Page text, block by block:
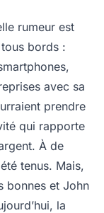
rumeur est
bords :
avec sa
prendre
qui rapporte
À de
tenus. Mais,
bonnes et John
la